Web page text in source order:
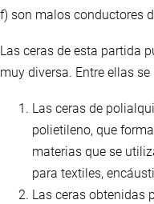
f) son malos conductores
Las ceras de esta partida
muy diversa. Entre ellas
Las ceras de
polietileno, que
materias que se
para textiles,
Las ceras obtenidas